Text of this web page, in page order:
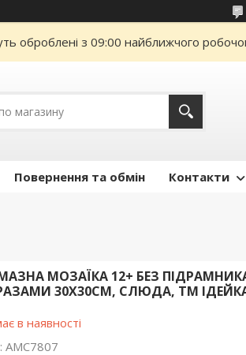
оброблені з 09:00 найближчого
Повернення та обмін Контакти
МОЗАЇКА 12+ БЕЗ
30Х30СМ, СЛЮДА, ТМ
в наявності
AMC7807